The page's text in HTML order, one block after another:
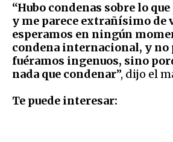
“Hubo condenas sobre lo que
y me parece extrañísimo de
esperamos en ningún
condena internacional, y no
fuéramos ingenuos, sino
nada que condenar”, dijo el
Te puede interesar: